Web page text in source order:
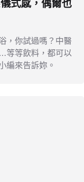
式感，偶爾也
，你試過嗎？中醫
等等飲料，都可以
編來告訴妳。